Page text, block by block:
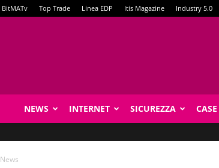
BitMATv Top Trade Linea EDP Itis Magazine Industry 5.0
NEWS INTERNET SICUREZZA
News